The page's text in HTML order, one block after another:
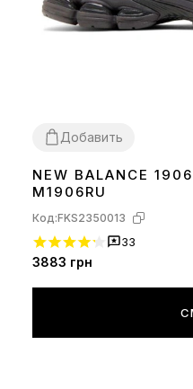
Добавить
3637 3839404142 4344
NEW BALANCE
M1906RU
Код:FKS2350013
33
3883 грн